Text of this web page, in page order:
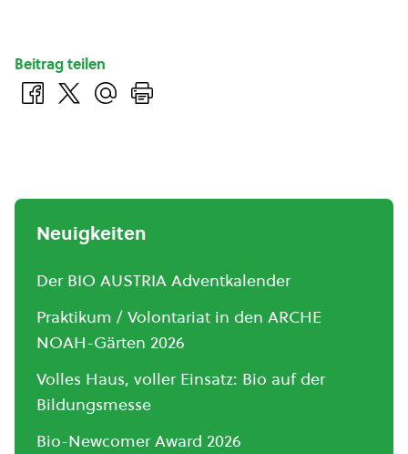
Beitrag teilen
Neuigkeiten
Der BIO AUSTRIA Adventkalender
Praktikum / Volontariat in den ARCHE
NOAH-Gärten 2026
Volles Haus, voller Einsatz: Bio auf der
Bildungsmesse
Bio-Newcomer Award 2026